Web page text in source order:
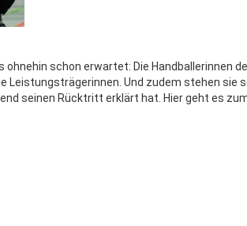
schon erwartet: Die Handballerinnen
Leistungsträgerinnen. Und zudem stehen sie
seinen Rücktritt erklärt hat. Hier geht es